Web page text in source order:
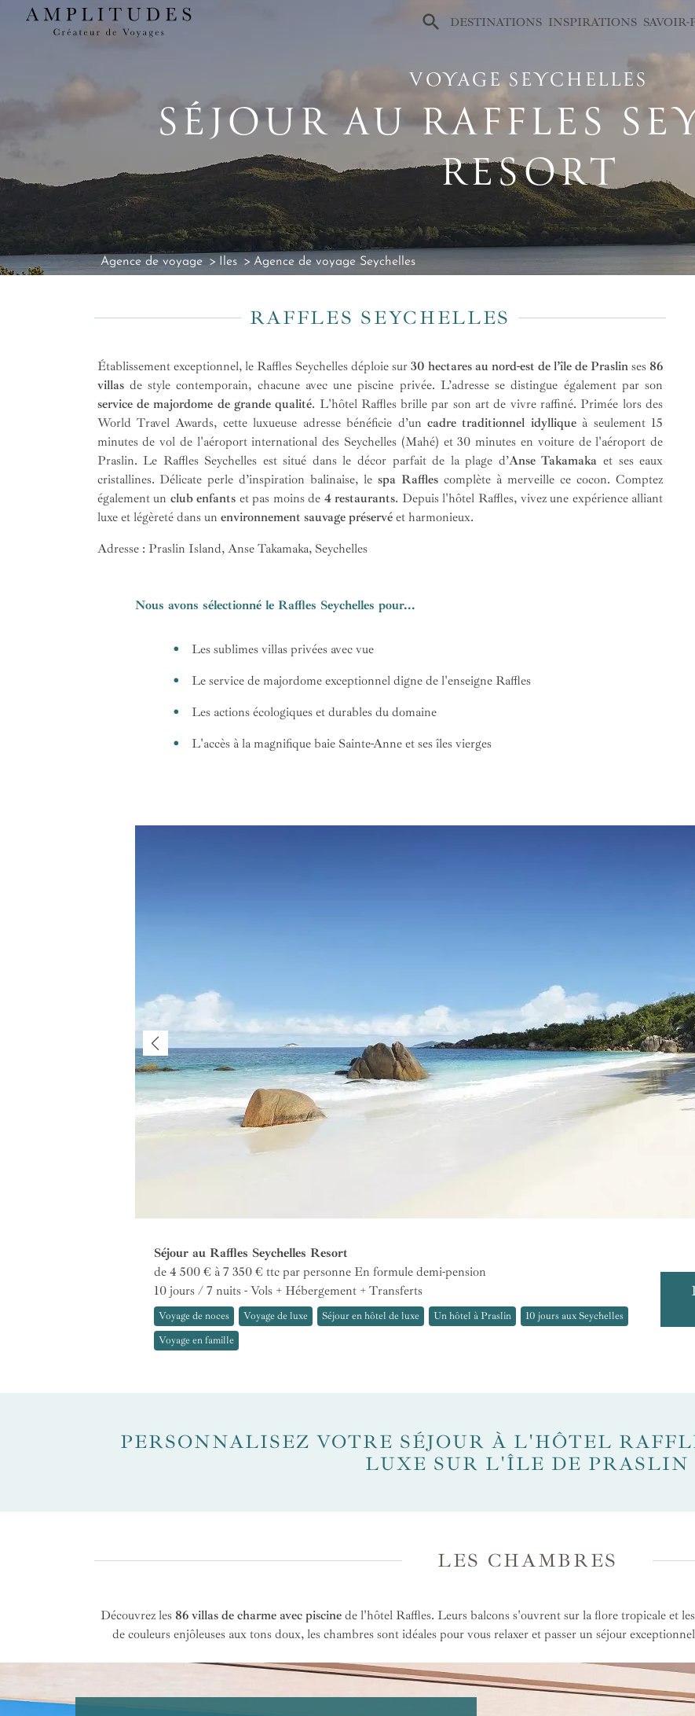
× DESTINATIONS INSPIRATIONS SAVOIR-
VOYAGE SEYCHELLES
SÉJOUR AU RAFFLES
RESORT
Agence de voyage Iles Agence de voyage Seychelles
RAFFLES SEYCHELLES
Établissement exceptionnel, le Raffles Seychelles déploie sur 30 hectares au nord-est de l’île de Praslin ses86
villasde style contemporain, chacune avec une piscine privée. L’adresse se distingue également par son
service de majordome de grande qualité. L'hôtel Raffles brille par son art de vivre raffiné. Primée lors des
World Travel Awards, cette luxueuse adresse bénéficie d’un cadre traditionnel idylliqueà seulement 15
minutes de vol de l'aéroport international des Seychelles (Mahé) et 30 minutes en voiture de l'aéroport de
Praslin. Le Raffles Seychelles est situé dans le décor parfait de la plage d’Anse Takamaka et ses eaux
cristallines. Délicate perle d’inspiration balinaise, lespa Raffles complète à merveille ce cocon. Comptez
également un club enfants et pas moins de 4 restaurants. Depuis l'hôtel Raffles, vivez une expérience alliant
luxe et légèreté dans un environnement sauvage préservé et harmonieux.
Adresse : Praslin Island, Anse Takamaka, Seychelles
Nous avons sélectionné le Raffles Seychelles pour...
Les sublimes villas privées avec vue
Le service de majordome exceptionnel digne de l'enseigne Raffles
Les actions écologiques et durables du domaine
L'accès à la magnifique baie Sainte-Anne et ses îles vierges
Séjour au Raffles Seychelles Resort
de 4 500 € à 7 350 € ttc par personneEn formule demi-pension
10 jours / 7 nuits - Vols + Hébergement + Transferts
Voyage de noces Voyage de luxe Séjour en hôtel de luxe Un hôtel à Praslin
10 jours aux Seychelles
Voyage en famille
PERSONNALISEZ VOTRE SÉJOUR À L'HÔTEL
LUXE SUR L'ÎLE DE PRASLIN
LES CHAMBRES
Découvrez les86 villas de charme avec piscine de l'hôtel Raffles. Leurs balcons s'ouvrent sur la flore tropicale et
de couleurs enjôleuses aux tons doux, les chambres sont idéales pour vous relaxer et passer un séjour